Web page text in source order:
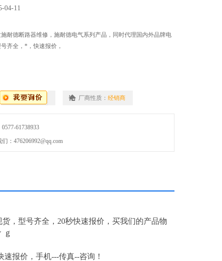
04-11
耐德断路器维修，施耐德电气系列产品，同时代理国内外品牌电
齐全，*，快速报价，
厂商性质： 经销商
61738933
：476206992@qq.com
，型号齐全，20秒快速报价，买我们的产品物
ｇ
报价，手机---传真--咨询！